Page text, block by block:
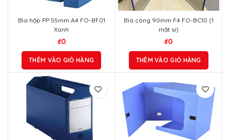
Bìa hộp PP 55mm A4 FO-BF01
Xanh
₫0
THÊM VÀO GIỎ HÀNG
Bìa còng 90mm F4 FO-BC10 (1
mặt si)
₫0
THÊM VÀO GIỎ HÀNG